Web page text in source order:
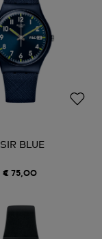
SIR BLUE
€ 75,00